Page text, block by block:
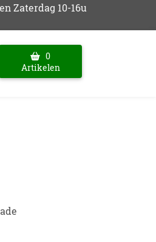
Zaterdag 10-16u
0
Artikelen